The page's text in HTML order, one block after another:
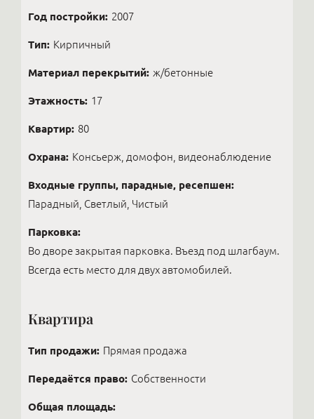
Год постройки: 2007
Тип: Кирпичный
Материал перекрытий: ж/бетонные
Этажность: 17
Квартир: 80
Охрана: Консьерж, домофон, видеонаблюдение
Входные группы, парадные, ресепшен:
Парадный, Светлый, Чистый
Парковка:
Во дворе закрытая парковка. Въезд под шлагбаум.
Всегда есть место для двух автомобилей.
Квартира
Тип продажи: Прямая продажа
Передаётся право: Собственности
Общая площадь: